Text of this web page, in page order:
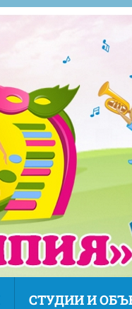
СТУДИИ И